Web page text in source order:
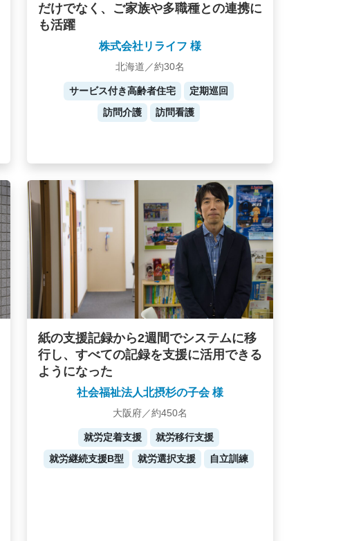
だけでなく、ご家族や多職種との連携に
も活躍
株式会社リライフ 様
北海道／約30名
サービス付き高齢者住宅
定期巡回
訪問介護
訪問看護
紙の支援記録から2週間でシステムに移
行し、すべての記録を支援に活用できる
ようになった
社会福祉法人北摂杉の子会 様
大阪府／約450名
就労定着支援
就労移行支援
就労継続支援B型
就労選択支援 自立訓練